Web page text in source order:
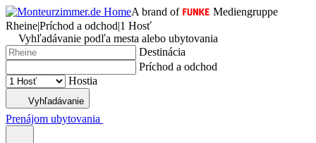
A brand of
Mediengruppe
Rheine|Príchod a odchod|1 Hosť
Vyhľadávanie podľa mesta alebo ubytovania
Destinácia
Príchod a odchod
Hostia
Vyhľadávanie
Prenájom ubytovania